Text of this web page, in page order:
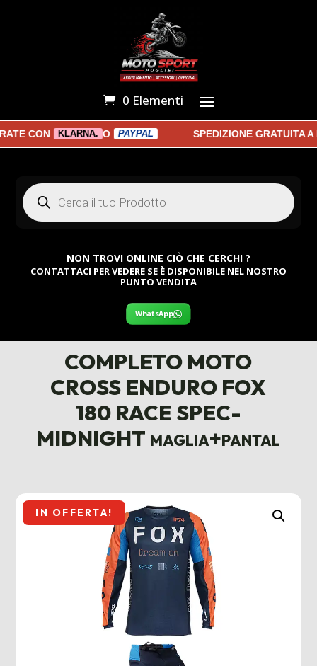
0 Elementi
CON KLARNA. O PAYPAL SPEDIZIONE GRATUITA A
Products
search
NON TROVI ONLINE CIÒ CHE CERCHI ?
CONTATTACI PER VEDERE SE È DISPONIBILE NEL NOSTRO
PUNTO VENDITA
WhatsApp
COMPLETO MOTO
CROSS ENDURO FOX
180 RACE SPEC-
MIDNIGHT maglia+pantal
IN OFFERTA!